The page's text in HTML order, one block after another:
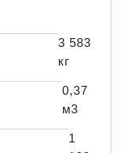
3 583
кг
0,37
м3
1